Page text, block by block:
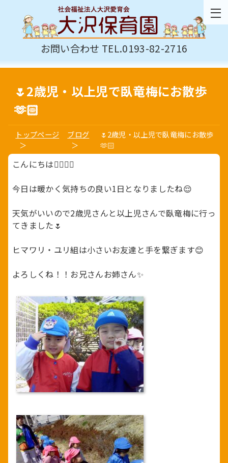
お問い合わせ TEL.0193-82-2716
🌷2歳児・以上児で臥竜梅にお散歩
🫶🏻
トップページ ブログ
🌷2歳児・以上児で臥竜梅にお散歩
🫶🏻
こんにちは🙂‍↕️🙂‍↕️
今日は暖かく気持ちの良い1日となりましたね😌
天気がいいので2歳児さんと以上児さんで臥竜梅に行っ
てきました🌷
ヒマワリ・ユリ組は小さいお友達と手を繋ぎます😊
よろしくね！！お兄さんお姉さん✨